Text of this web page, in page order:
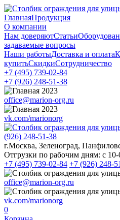
ГлавнаяПродукция
О компании
Нам доверяютСтатьи
задаваемые вопросы
Наши работыДоставка и оплата
купитьСкидкиСотрудничество
+7 (495) 739-02-84
+7 (926) 248-51-38
office@marion-org.ru
vk.com/marionorg
(926) 248-51-38
г.Москва, Зеленоград,
Отгрузки по рабочим дням: с
+7 (495) 739-02-84 +7 (926) 248-
office@marion-org.ru
vk.com/marionorg
0